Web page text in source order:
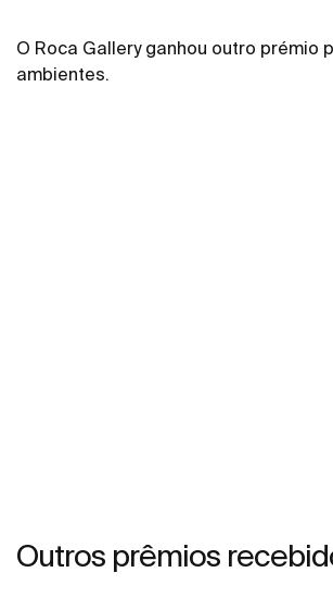
O Roca Gallery ganhou outro prémio
ambientes.
Outros prêmios